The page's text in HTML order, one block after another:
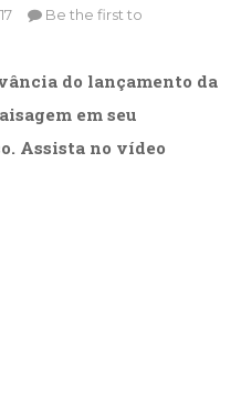
Be the first to
do lançamento da
em seu
Assista no vídeo